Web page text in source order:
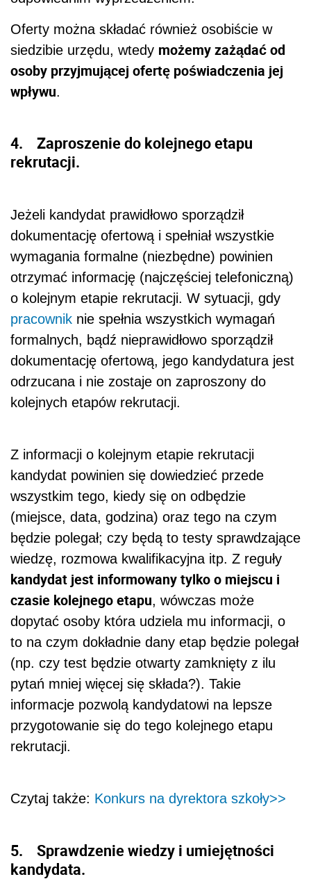
Oferty można składać również osobiście w
siedzibie urzędu, wtedy możemy zażądać od
osoby przyjmującej ofertę poświadczenia jej
wpływu.
4. Zaproszenie do kolejnego etapu
rekrutacji.
Jeżeli kandydat prawidłowo sporządził
dokumentację ofertową i spełniał wszystkie
wymagania formalne (niezbędne) powinien
otrzymać informację (najczęściej telefoniczną)
o kolejnym etapie rekrutacji. W sytuacji, gdy
pracownik nie spełnia wszystkich wymagań
formalnych, bądź nieprawidłowo sporządził
dokumentację ofertową, jego kandydatura jest
odrzucana i nie zostaje on zaproszony do
kolejnych etapów rekrutacji.
Z informacji o kolejnym etapie rekrutacji
kandydat powinien się dowiedzieć przede
wszystkim tego, kiedy się on odbędzie
(miejsce, data, godzina) oraz tego na czym
będzie polegał; czy będą to testy sprawdzające
wiedzę, rozmowa kwalifikacyjna itp. Z reguły
kandydat jest informowany tylko o miejscu i
czasie kolejnego etapu, wówczas może
dopytać osoby która udziela mu informacji, o
to na czym dokładnie dany etap będzie polegał
(np. czy test będzie otwarty zamknięty z ilu
pytań mniej więcej się składa?). Takie
informacje pozwolą kandydatowi na lepsze
przygotowanie się do tego kolejnego etapu
rekrutacji.
Czytaj także: Konkurs na dyrektora szkoły>>
5. Sprawdzenie wiedzy i umiejętności
kandydata.